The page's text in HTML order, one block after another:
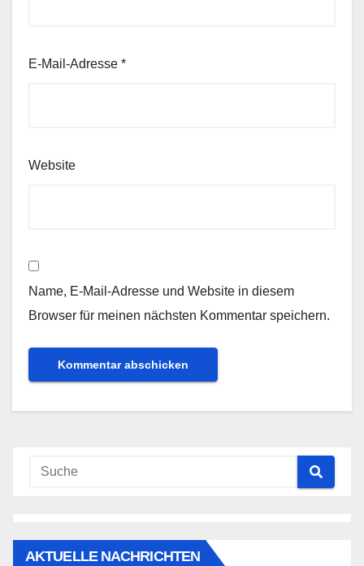
E-Mail-Adresse *
Website
Name, E-Mail-Adresse und Website in diesem
Browser für meinen nächsten Kommentar speichern.
AKTUELLE NACHRICHTEN